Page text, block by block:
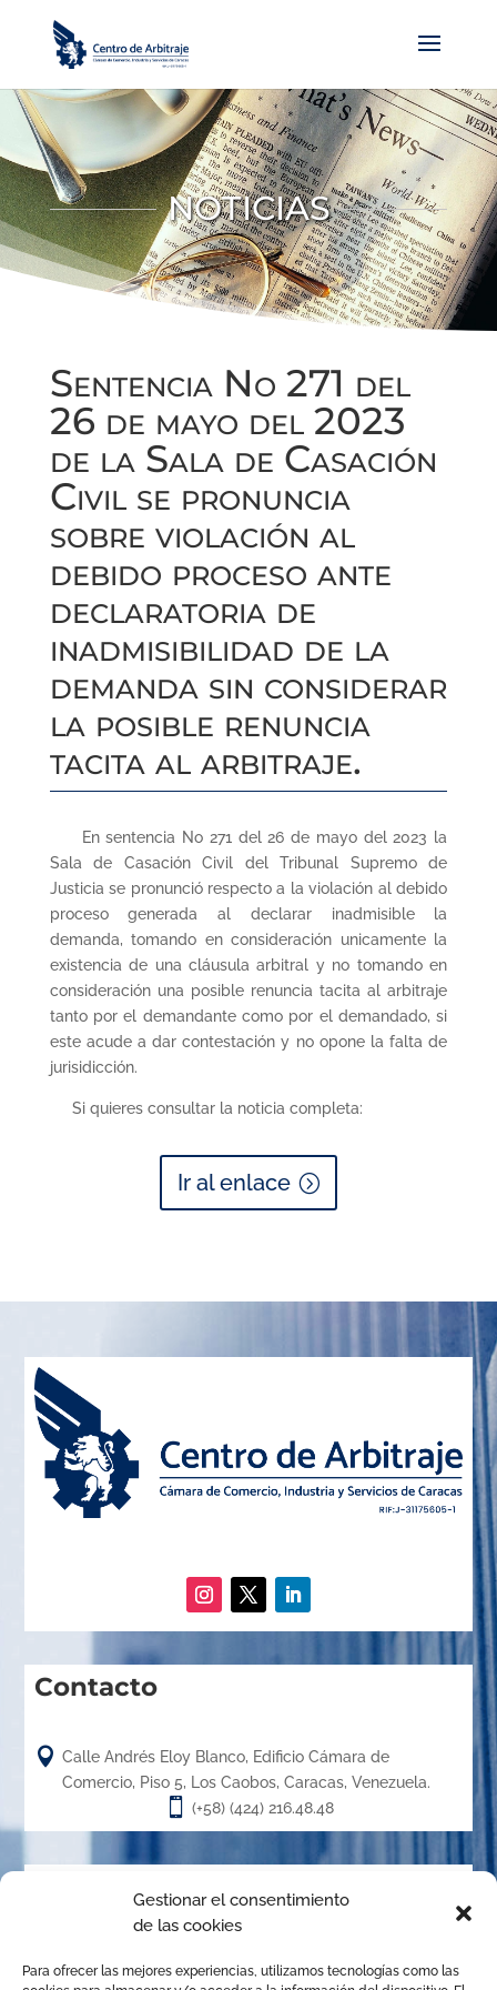
Gestionar el consentimiento
de las cookies
Para ofrecer las mejores experiencias, utilizamos tecnologías como las
NOTICIAS
Sentencia No 271 del
26 de mayo del 2023
de la Sala de Casación
Civil se pronuncia
sobre violación al
debido proceso ante
declaratoria de
inadmisibilidad de la
demanda sin considerar
la posible renuncia
tacita al arbitraje.
En sentencia No 271 del 26 de mayo del 2023 la
Sala de Casación Civil del Tribunal Supremo de
Justicia se pronunció respecto a la violación al debido
proceso generada al declarar inadmisible la
demanda, tomando en consideración unicamente la
existencia de una cláusula arbitral y no tomando en
consideración una posible renuncia tacita al arbitraje
tanto por el demandante como por el demandado, si
este acude a dar contestación y no opone la falta de
jurisidicción.
Si quieres consultar la noticia completa:
Ir al enlace
Contacto
 Calle Andrés Eloy Blanco, Edificio Cámara de
Comercio, Piso 5, Los Caobos, Caracas, Venezuela.
 (+58) (424) 216.48.48
Acerca de
creado en el año 1.989, es un órgano de la Cámara de